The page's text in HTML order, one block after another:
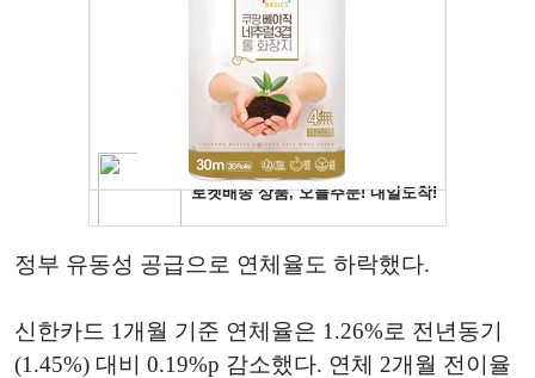
정부 유동성 공급으로 연체율도 하락했다.
신한카드 1개월 기준 연체율은 1.26%로 전년동기
(1.45%) 대비 0.19%p 감소했다. 연체 2개월 전이율